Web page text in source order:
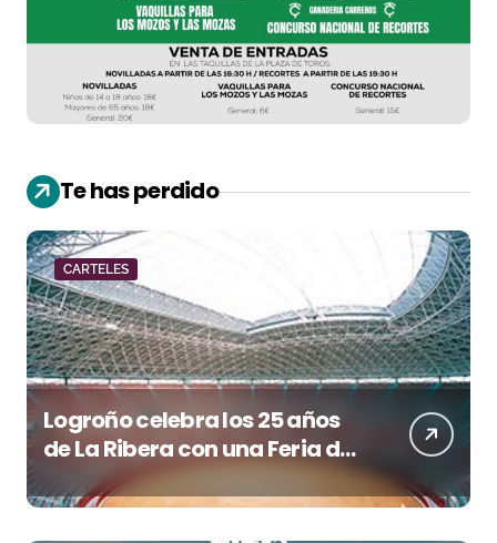
Te has perdido
CARTELES
Logroño celebra los 25 años
de La Ribera con una Feria de
San Mateo de máxima
categoría